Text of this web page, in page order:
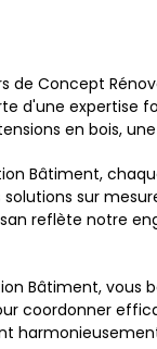
de Concept
d'une expertise
en bois,
Bâtiment,
sur
reflète notre
Bâtiment, vous
coordonner